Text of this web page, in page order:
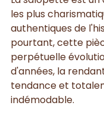
les plus
authentiques de
pourtant, cette
perpétuelle
d'années, la
tendance et
indémodable.